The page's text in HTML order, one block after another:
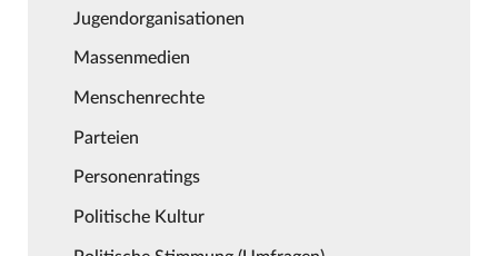
Jugendorganisationen
Massenmedien
Menschenrechte
Parteien
Personenratings
Politische Kultur